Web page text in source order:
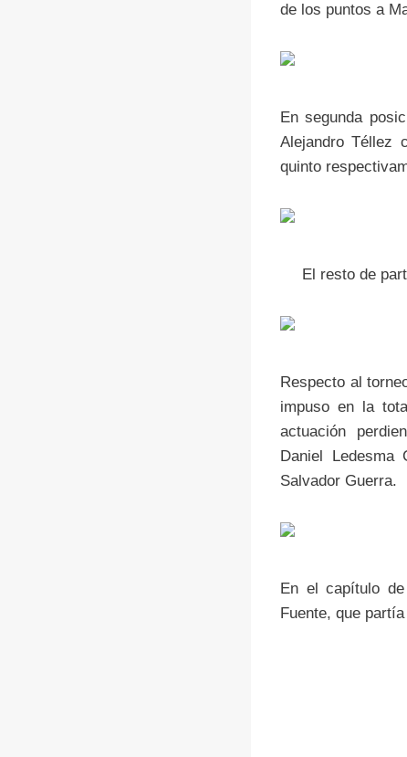
de los puntos a
En segunda
Alejandro Téllez
quinto
El resto de
Respecto al
impuso en la
actuación
Daniel
Salvador Guerra.
En el capítulo
Fuente, que